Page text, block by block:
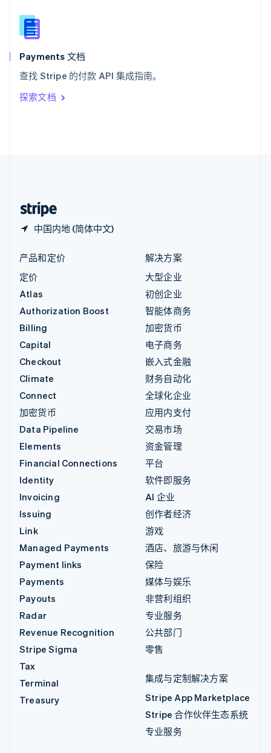
Payments 文档
查找 Stripe 的付款 API 集成指南。
探索文档
中国内地 (简体中文)
新西兰
English
匈牙利
English
ItalianoEnglish
印度
English
产品和定价
定价
Atlas
Authorization Boost
Billing
Capital
Checkout
Climate
Connect
加密货币
Data Pipeline
Elements
Financial Connections
Identity
Invoicing
Issuing
Link
Managed Payments
Payment links
Payments
Payouts
Radar
Revenue Recognition
Stripe Sigma
Tax
Terminal
Treasury
解决方案
大型企业
初创企业
智能体商务
加密货币
电子商务
嵌入式金融
财务自动化
全球化企业
应用内支付
交易市场
资金管理
平台
软件即服务
AI 企业
创作者经济
游戏
酒店、旅游与休闲
保险
媒体与娱乐
非营利组织
专业服务
公共部门
零售
集成与定制解决方案
Stripe App Marketplace
Stripe 合作伙伴生态系统
专业服务